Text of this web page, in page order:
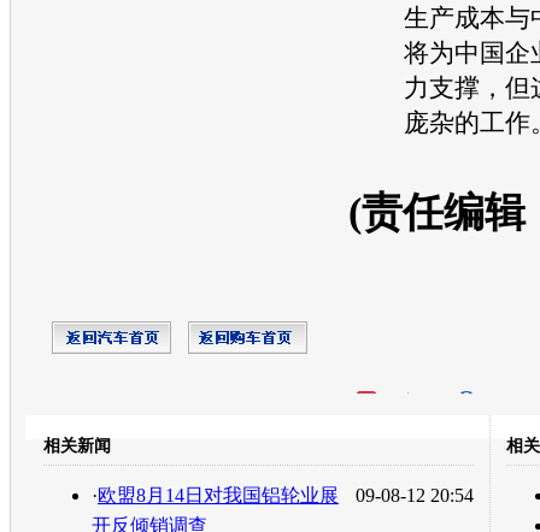
生产成本与
将为中国企
力支撑，但
庞杂的工作
(责任编辑
转发至：
相关新闻
09-08-12 20:54
·欧盟8月14日对我国铝轮业展
开反倾销调查
相